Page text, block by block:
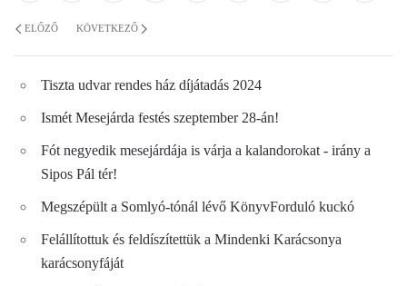
ELŐZŐ KÖVETKEZŐ
Tiszta udvar rendes ház díjátadás 2024
Ismét Mesejárda festés szeptember 28-án!
Fót negyedik mesejárdája is várja a kalandorokat - irány a
Sipos Pál tér!
Megszépült a Somlyó-tónál lévő KönyvForduló kuckó
Felállítottuk és feldíszítettük a Mindenki Karácsonya
karácsonyfáját